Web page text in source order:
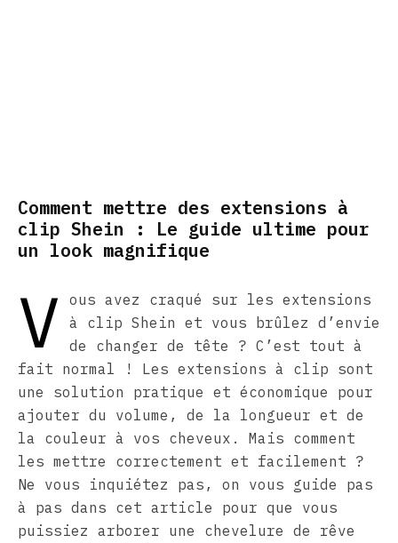
Comment mettre des extensions à
clip Shein : Le guide ultime pour
un look magnifique
V
ous avez craqué sur les extensions
à clip Shein et vous brûlez d’envie
de changer de tête ? C’est tout à
fait normal ! Les extensions à clip sont
une solution pratique et économique pour
ajouter du volume, de la longueur et de
la couleur à vos cheveux. Mais comment
les mettre correctement et facilement ?
Ne vous inquiétez pas, on vous guide pas
à pas dans cet article pour que vous
puissiez arborer une chevelure de rêve